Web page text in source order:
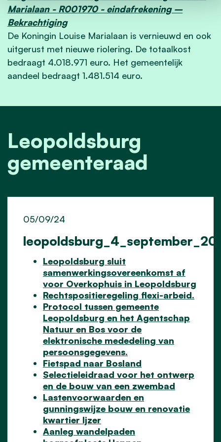
Marialaan - R001970 - eindafrekening –
Bekrachtiging
De Koningin Louise Marialaan is vernieuwd en ook
uitgerust met nieuwe riolering. De totaalkost
bedraagt 4.018.971 euro. Het gemeentelijk
aandeel bedraagt 1.481.514 euro.
Leopoldsburg
gemeenteraad
05/09/24
Leopoldsburg sluit
samenwerkingsovereenkomst af
voor Overkophuis in Leopoldsburg
Rechtspositieregeling flexi-arbeid.
Protocol tussen gemeente
Leopoldsburg en het Agentschap
Natuur en Bos voor de
elektronische mededeling van
persoonsgegevens.
Fietspad naar Bosland
Selectieleidraad voor het ontwerp
en de bouw van een zwembad
Lastenvoorwaarden en
gunningswijze bouw en renovatie
kwartier Ijzer
Aanleg wandelpaden